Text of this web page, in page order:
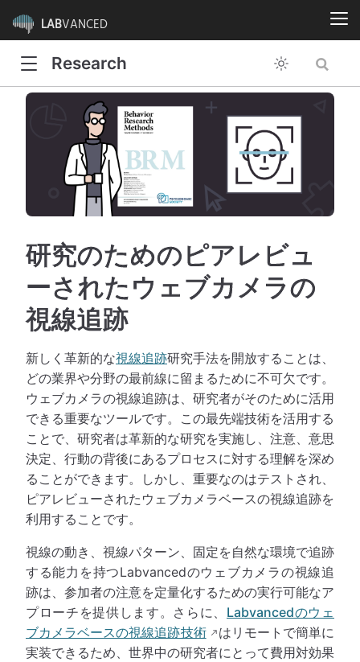
LABVANCED
Research
研究のためのピアレビュ
ーされたウェブカメラの
視線追跡
新しく革新的な視線追跡研究手法を開放することは、
どの業界や分野の最前線に留まるために不可欠です。
ウェブカメラの視線追跡は、研究者がそのために活用
できる重要なツールです。この最先端技術を活用する
ことで、研究者は革新的な研究を実施し、注意、意思
決定、行動の背後にあるプロセスに対する理解を深め
ることができます。しかし、重要なのはテストされ、
ピアレビューされたウェブカメラベースの視線追跡を
利用することです。
視線の動き、視線パターン、固定を自然な環境で追跡
する能力を持つLabvancedのウェブカメラの視線追
跡は、参加者の注意を定量化するための実行可能なア
プローチを提供します。さらに、 Labvancedのウェ
ブカメラベースの視線追跡技術
はリモートで簡単に
実装できるため、世界中の研究者にとって費用対効果